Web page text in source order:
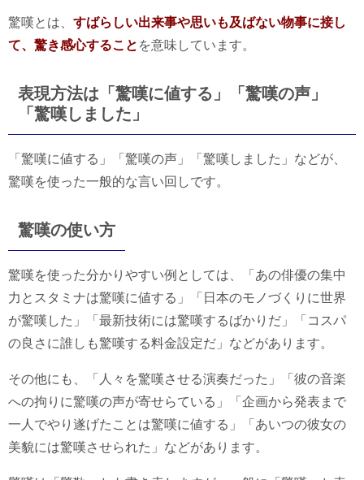
驚嘆とは、 すばらしい出来事や思いも及ばない物事に接し
て、驚き感心すること を意味しています。
表現方法は「驚嘆に値する」「驚嘆の声」
「驚嘆しました」
「驚嘆に値する」「驚嘆の声」「驚嘆しました」などが、
驚嘆を使った一般的な言い回しです。
驚嘆の使い方
驚嘆を使った分かりやすい例としては、「あの俳優の集中
力とスタミナは驚嘆に値する」「日本のモノづくりに世界
が驚嘆した」「最新技術には驚嘆するばかりだ」「コスパ
の良さに誰しも驚嘆する料金設定だ」などがあります。
その他にも、「人々を驚嘆させる演奏だった」「彼の音楽
への拘りに驚嘆の声が寄せらている」「企画から発表まで
一人でやり遂げたことは驚嘆に値する」「あいつの彼女の
美貌には驚嘆させられた」などがあります。